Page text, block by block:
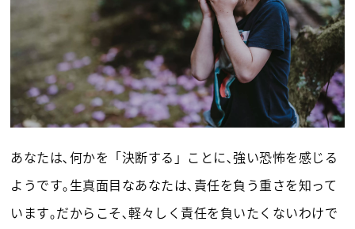
あなたは､何かを「決断する」ことに､強い恐怖を感じる
ようです｡生真面目なあなたは､責任を負う重さを知って
います｡だからこそ､軽々しく責任を負いたくないわけで